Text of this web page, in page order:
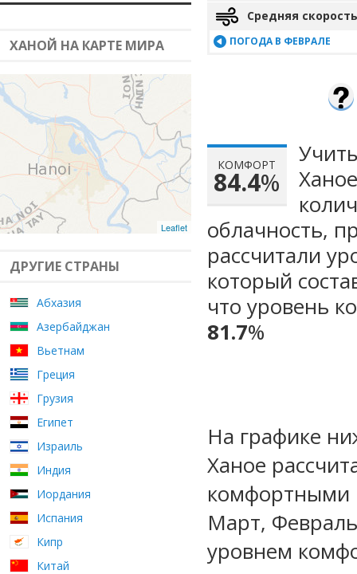
ХАНОЙ НА КАРТЕ МИРА
Leaflet
ДРУГИЕ СТРАНЫ
Абхазия
Азербайджан
Вьетнам
Греция
Грузия
Египет
Израиль
Индия
Иордания
Испания
Кипр
Китай
Средняя
ПОГОДА В ФЕВРАЛЕ
КОМФОРТ
84.4%
облачность,
рассчитали
который
что уровень
81.7%
На графике
Ханое
комфортными
Март,
уровнем